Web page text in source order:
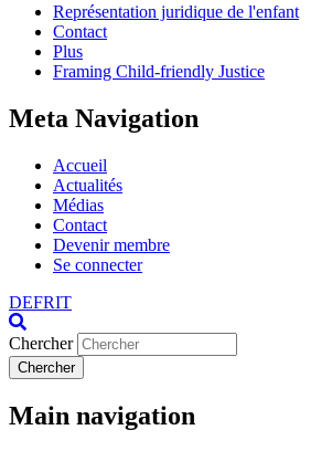
Représentation juridique de l'enfant
Contact
Plus
Framing Child-friendly Justice
Meta Navigation
Accueil
Actualités
Médias
Contact
Devenir membre
Se connecter
DEFRIT
Chercher
Chercher
Main navigation